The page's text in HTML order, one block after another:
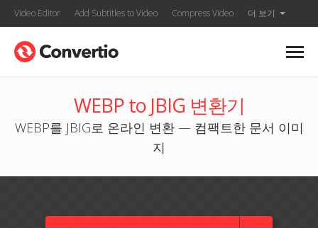
Video Editor Add Subtitles to Video Compress Video 더 보기
WEBP to JBIG 변환기
WEBP를 JBIG로 온라인 변환 — 컴팩트한 문서 이미
지